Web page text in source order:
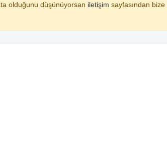
olduğunu düşünüyorsan iletişim sayfasından